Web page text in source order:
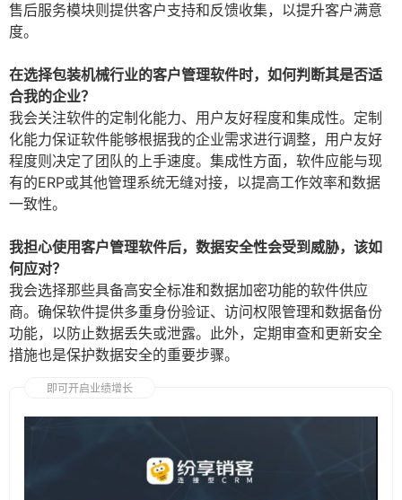
售后服务模块则提供客户支持和反馈收集，以提升客户满意
度。
在选择包装机械行业的客户管理软件时，如何判断其是否适
合我的企业？
我会关注软件的定制化能力、用户友好程度和集成性。定制
化能力保证软件能够根据我的企业需求进行调整，用户友好
程度则决定了团队的上手速度。集成性方面，软件应能与现
有的ERP或其他管理系统无缝对接，以提高工作效率和数据
一致性。
我担心使用客户管理软件后，数据安全性会受到威胁，该如
何应对？
我会选择那些具备高安全标准和数据加密功能的软件供应
商。确保软件提供多重身份验证、访问权限管理和数据备份
功能，以防止数据丢失或泄露。此外，定期审查和更新安全
措施也是保护数据安全的重要步骤。
即可开启业绩增长